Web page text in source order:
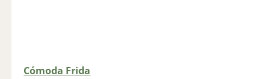
Cómoda Frida